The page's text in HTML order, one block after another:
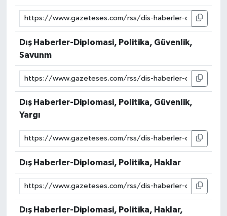
Dış Haberler-Diplomasi, Politika, Güvenlik,
Savunm
Dış Haberler-Diplomasi, Politika, Güvenlik,
Yargı
Dış Haberler-Diplomasi, Politika, Haklar
Dış Haberler-Diplomasi, Politika, Haklar,